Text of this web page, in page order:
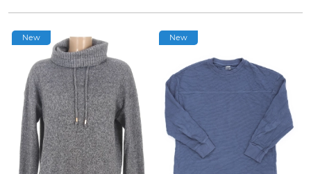
New New